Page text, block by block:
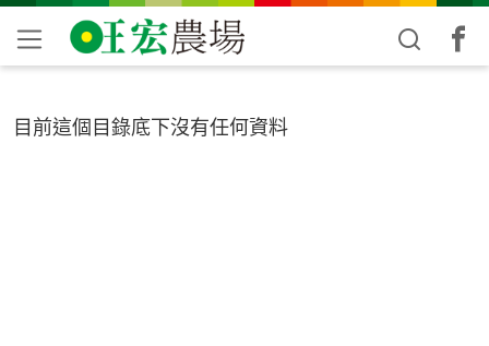
目前這個目錄底下沒有任何資料